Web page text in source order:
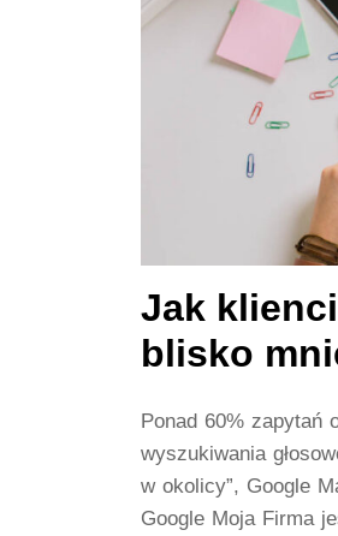
Jak
blisko
Ponad 60% zapytań
wyszukiwania
w okolicy”, Google
Google Moja Firma